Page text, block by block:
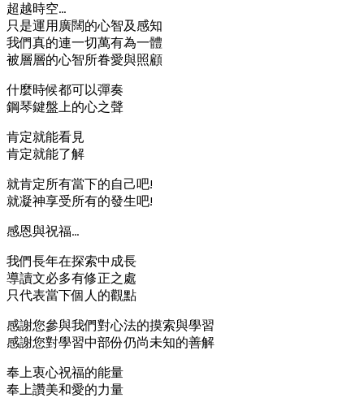
超越時空…
只是運用廣闊的心智及感知
我們真的連一切萬有為一體
被層層的心智所眷愛與照顧
什麼時候都可以彈奏
鋼琴鍵盤上的心之聲
肯定就能看見
肯定就能了解
就肯定所有當下的自己吧!
就凝神享受所有的發生吧!
感恩與祝福…
我們長年在探索中成長
導讀文必多有修正之處
只代表當下個人的觀點
感謝您參與我們對心法的摸索與學習
感謝您對學習中部份仍尚未知的善解
奉上衷心祝福的能量
奉上讚美和愛的力量